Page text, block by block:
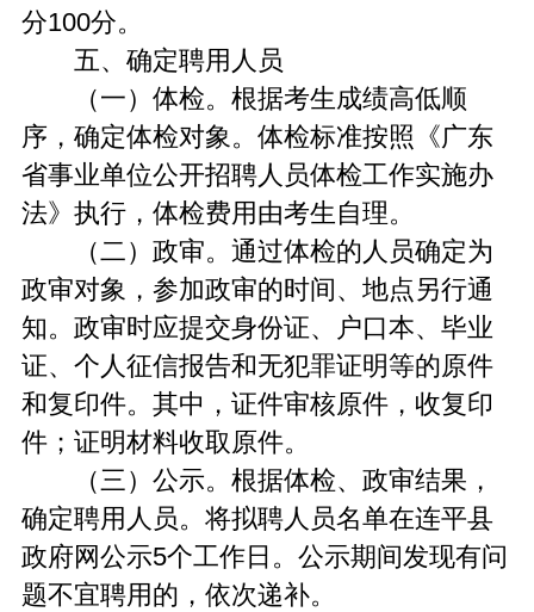
分100分。
五、确定聘用人员
（一）体检。根据考生成绩高低顺
序，确定体检对象。体检标准按照《广东
省事业单位公开招聘人员体检工作实施办
法》执行，体检费用由考生自理。
（二）政审。通过体检的人员确定为
政审对象，参加政审的时间、地点另行通
知。政审时应提交身份证、户口本、毕业
证、个人征信报告和无犯罪证明等的原件
和复印件。其中，证件审核原件，收复印
件；证明材料收取原件。
（三）公示。根据体检、政审结果，
确定聘用人员。将拟聘人员名单在连平县
政府网公示5个工作日。公示期间发现有问
题不宜聘用的，依次递补。